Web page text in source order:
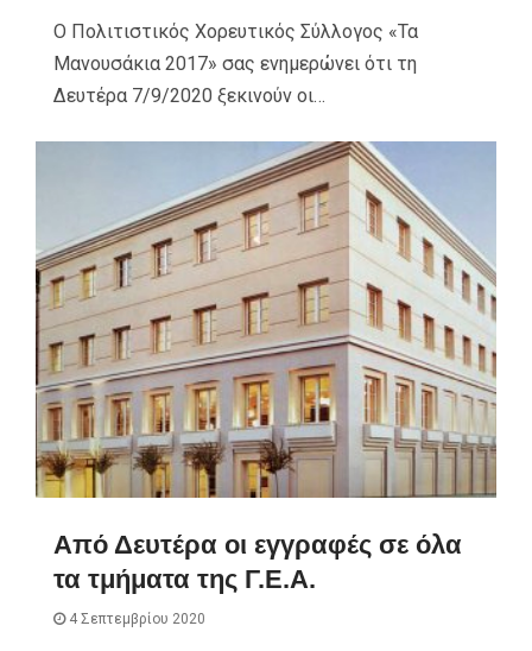
Ο Πολιτιστικός Χορευτικός Σύλλογος «Τα
Μανουσάκια 2017» σας ενημερώνει ότι τη
Δευτέρα 7/9/2020 ξεκινούν οι…
Από Δευτέρα οι εγγραφές σε όλα
τα τμήματα της Γ.Ε.Α.
4 Σεπτεμβρίου 2020